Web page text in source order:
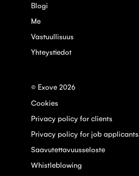
Blogi
Me
Vastuullisuus
Yhteystiedot
© Exove 2026
Cookies
Privacy policy for clients
Privacy policy for job applicants
Saavutettavuusseloste
Whistleblowing